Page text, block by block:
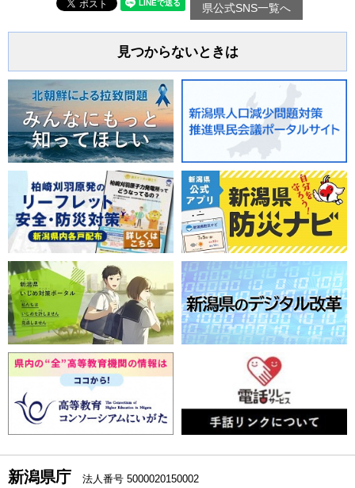
県公式SNS一覧へ
見つからないときは
新潟県庁 法人番号 5000020150002